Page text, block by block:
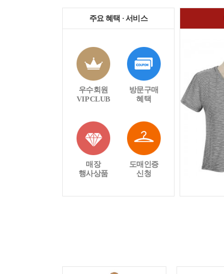
주요 혜택 · 서비스
우수회원
VIP CLUB
방문구매
혜택
매장
행사상품
도매인증
신청